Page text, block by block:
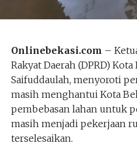
Onlinebekasi.com –
Rakyat Daerah (DPRD) Kota
Saifuddaulah, menyoroti
masih menghantui Kota
pembebasan lahan untuk
masih menjadi pekerjaan
terselesaikan.